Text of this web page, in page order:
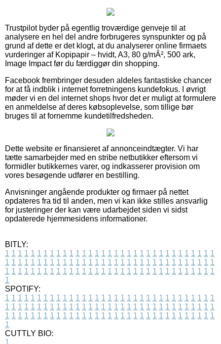
Trustpilot byder på egentlig troværdige genveje til at
analysere en hel del andre forbrugeres synspunkter og på
grund af dette er det klogt, at du analyserer online firmaets
vurderinger af Kopipapir – hvidt, A3, 80 g/mÂ², 500 ark,
Image Impact før du færdiggør din shopping.
Facebook frembringer desuden aldeles fantastiske chancer
for at få indblik i internet forretningens kundefokus. I øvrigt
møder vi en del internet shops hvor det er muligt at formulere
en anmeldelse af deres købsoplevelse, som tillige bør
bruges til at fornemme kundetilfredsheden.
Dette website er finansieret af annonceindtægter. Vi har
tætte samarbejder med en stribe netbutikker eftersom vi
formidler butikkernes varer, og indkasserer provision om
vores besøgende udfører en bestilling.
Anvisninger angående produkter og firmaer på nettet
opdateres fra tid til anden, men vi kan ikke stilles ansvarlig
for justeringer der kan være udarbejdet siden vi sidst
opdaterede hjemmesidens informationer.
BITLY:
1 1 1 1 1 1 1 1 1 1 1 1 1 1 1 1 1 1 1 1 1 1 1 1 1 1 1 1 1 1 1 1 1
1 1 1 1 1 1 1 1 1 1 1 1 1 1 1 1 1 1 1 1 1 1 1 1 1 1 1 1 1 1 1 1 1
1 1 1 1 1 1 1 1 1 1 1 1 1 1 1 1 1 1 1 1 1 1 1 1 1 1 1 1 1 1 1 1 1
1
SPOTIFY:
1 1 1 1 1 1 1 1 1 1 1 1 1 1 1 1 1 1 1 1 1 1 1 1 1 1 1 1 1 1 1 1 1
1 1 1 1 1 1 1 1 1 1 1 1 1 1 1 1 1 1 1 1 1 1 1 1 1 1 1 1 1 1 1 1 1
1 1 1 1 1 1 1 1 1 1 1 1 1 1 1 1 1 1 1 1 1 1 1 1 1 1 1 1 1 1 1 1 1
1
CUTTLY BIO:
1